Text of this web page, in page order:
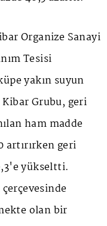
Organize Sanayi
Tesisi
yakın suyun
Kibar Grubu, geri
ham madde
artırırken geri
yükseltti.
olan bir